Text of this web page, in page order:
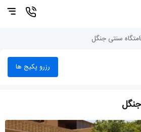
سنتی جنگل
رزرو پکیج ها